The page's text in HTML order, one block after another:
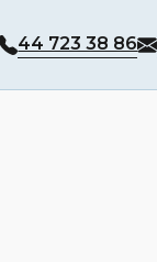
44 723 38 86